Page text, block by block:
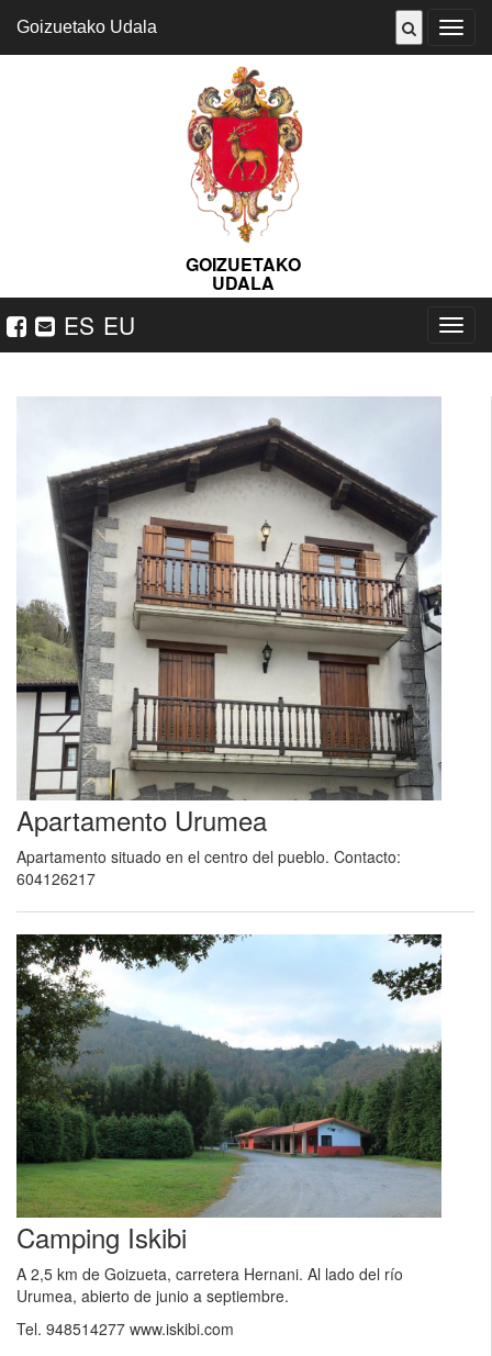
Abrir
menú
Goizuetako Udala
GOIZUETAKO
UDALA
ES EU
ireki
Apartamento Urumea
Apartamento situado en el centro del pueblo. Contacto:
604126217
Camping Iskibi
A 2,5 km de Goizueta, carretera Hernani. Al lado del río
Urumea, abierto de junio a septiembre.
Tel. 948514277 www.iskibi.com